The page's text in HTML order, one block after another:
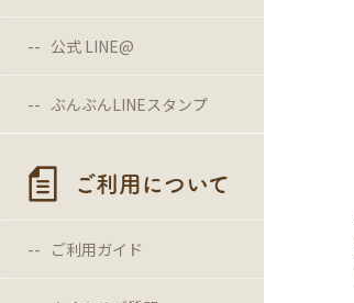
公式 LINE@
ぶんぶんLINEスタンプ
ご利用について
ご利用ガイド